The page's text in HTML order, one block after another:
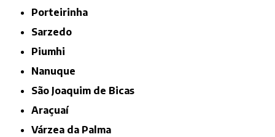
Porteirinha
Sarzedo
Piumhi
Nanuque
São Joaquim de Bicas
Araçuaí
Várzea da Palma